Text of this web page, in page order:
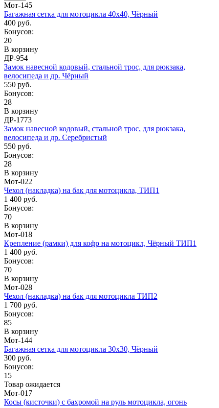
Мот-145
Багажная сетка для мотоцикла 40x40, Чёрный
400 руб.
Бонусов:
20
В корзину
ДР-954
Замок навесной кодовый, стальной трос, для рюкзака,
велосипеда и др. Чёрный
550 руб.
Бонусов:
28
В корзину
ДР-1773
Замок навесной кодовый, стальной трос, для рюкзака,
велосипеда и др. Серебристый
550 руб.
Бонусов:
28
В корзину
Мот-022
Чехол (накладка) на бак для мотоцикла, ТИП1
1 400 руб.
Бонусов:
70
В корзину
Мот-018
Крепление (рамки) для кофр на мотоцикл, Чёрный ТИП1
1 400 руб.
Бонусов:
70
В корзину
Мот-028
Чехол (накладка) на бак для мотоцикла ТИП2
1 700 руб.
Бонусов:
85
В корзину
Мот-144
Багажная сетка для мотоцикла 30x30, Чёрный
300 руб.
Бонусов:
15
Товар ожидается
Мот-017
Косы (кисточки) с бахромой на руль мотоцикла, огонь